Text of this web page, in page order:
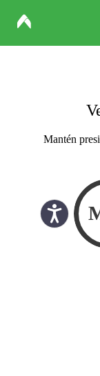
Mantén